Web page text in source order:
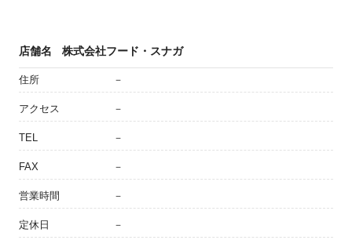
店舗名 株式会社フード・スナガ
住所 －
アクセス －
TEL －
FAX －
営業時間 －
定休日 －